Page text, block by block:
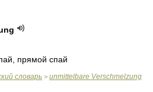
прямой спай
словарь > unmittelbare Verschmelzung